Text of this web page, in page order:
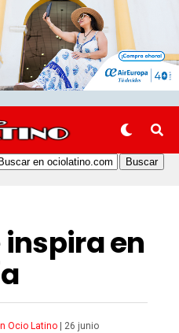
en
Ocio Latino|
26 junio